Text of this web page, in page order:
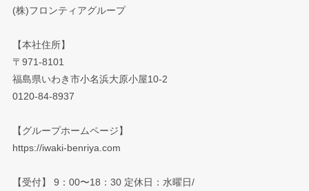
(株)フロンティアグループ
【本社住所】
〒971-8101
福島県いわき市小名浜大原小屋10-2
0120-84-8937
【グループホームページ】
https://iwaki-benriya.com
【受付】 9：00〜18：30 定休日：水曜日/